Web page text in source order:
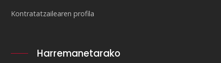
Kontratatzailearen profila
Harremanetarako